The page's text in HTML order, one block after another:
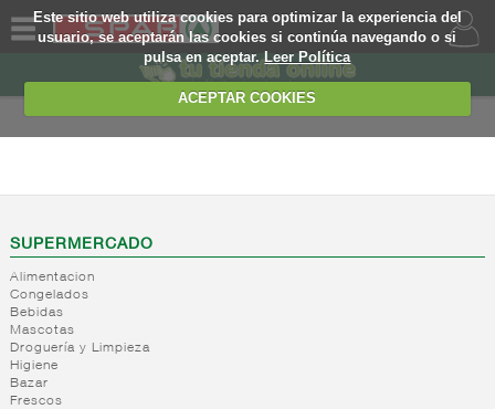
Este sitio web utiliza cookies para optimizar la experiencia del
usuario, se aceptarán las cookies si continúa navegando o si
pulsa en aceptar.Leer Política
ACEPTAR COOKIES
SOMOS
WEB
EJEMPLO
Yogures
bifidus
Yogur
salud
Postres
refrigerados
+
Postres
refrigerados
Leche
fresca
Leche
fresca
Bebida
refrigerada
cafe
+
SUPERMERCADO
Alimentacion
Congelados
Bebidas
Mascotas
Droguería y Limpieza
Higiene
Bazar
Frescos